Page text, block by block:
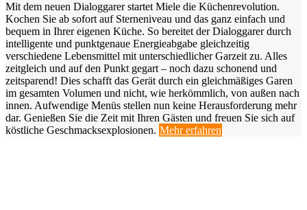
Mit dem neuen Dialoggarer startet Miele die Küchenrevolution.
Kochen Sie ab sofort auf Sterneniveau und das ganz einfach und
bequem in Ihrer eigenen Küche. So bereitet der Dialoggarer durch
intelligente und punktgenaue Energieabgabe gleichzeitig
verschiedene Lebensmittel mit unterschiedlicher Garzeit zu. Alles
zeitgleich und auf den Punkt gegart – noch dazu schonend und
zeitsparend! Dies schafft das Gerät durch ein gleichmäßiges Garen
im gesamten Volumen und nicht, wie herkömmlich, von außen nach
innen. Aufwendige Menüs stellen nun keine Herausforderung mehr
dar. Genießen Sie die Zeit mit Ihren Gästen und freuen Sie sich auf
köstliche Geschmacksexplosionen. Mehr erfahren